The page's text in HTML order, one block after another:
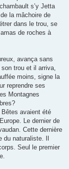
s’y Jetta
la mâchoire de
dans le trou, se
de roches à
avança sans
trou et il arriva,
moins, signe la
reprendre ses
Montagnes
Bêtes avaient été
Le dernier de
Cette dernière
du naturaliste. Il
Seul le premier